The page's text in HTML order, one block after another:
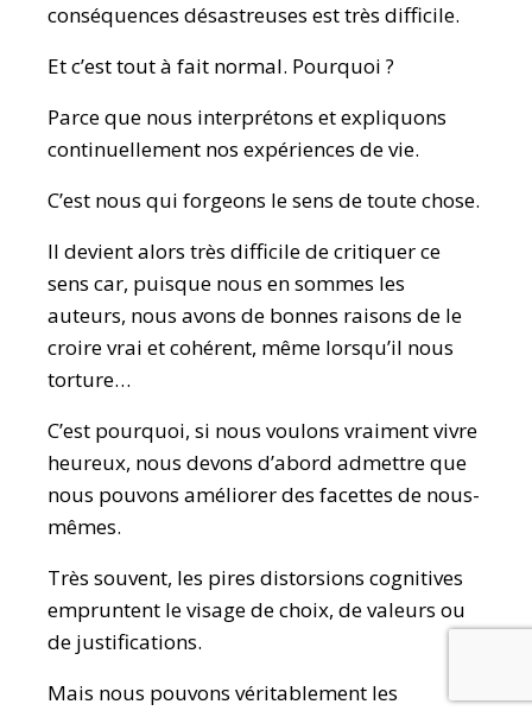
conséquences désastreuses est très difficile.
Et c’est tout à fait normal. Pourquoi ?
Parce que nous interprétons et expliquons
continuellement nos expériences de vie.
C’est nous qui forgeons le sens de toute chose.
Il devient alors très difficile de critiquer ce
sens car, puisque nous en sommes les
auteurs, nous avons de bonnes raisons de le
croire vrai et cohérent, même lorsqu’il nous
torture…
C’est pourquoi, si nous voulons vraiment vivre
heureux, nous devons d’abord admettre que
nous pouvons améliorer des facettes de nous-
mêmes.
Très souvent, les pires distorsions cognitives
empruntent le visage de choix, de valeurs ou
de justifications.
Mais nous pouvons véritablement les